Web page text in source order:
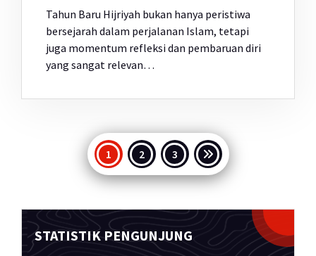
Tahun Baru Hijriyah bukan hanya peristiwa
bersejarah dalam perjalanan Islam, tetapi
juga momentum refleksi dan pembaruan diri
yang sangat relevan…
Paginasi
pos
1 2 3
STATISTIK PENGUNJUNG